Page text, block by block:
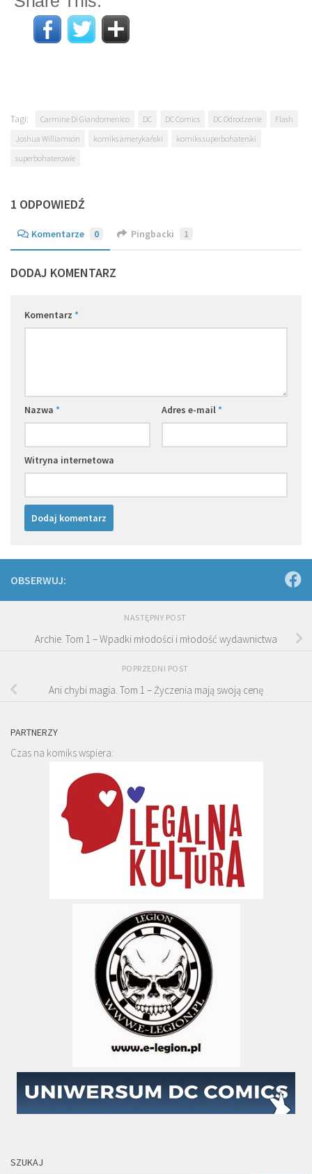
Tagi: Carmine Di Giandomenico DC DC Comics DC Odrodzenie
Flash
Joshua Williamson
komiks amerykański
komiks superbohaterski
superbohaterowie
1 ODPOWIEDŹ
Komentarze 0 Pingbacki 1
DODAJ KOMENTARZ
Komentarz *
Nazwa * Adres e-mail*
Witryna internetowa
OBSERWUJ:
NASTĘPNY POST
Archie. Tom 1 – Wpadki młodości i młodość wydawnictwa
POPRZEDNI POST
Ani chybi magia. Tom 1 – Życzenia mają swoją cenę
PARTNERZY
Czas na komiks wspiera:
SZUKAJ